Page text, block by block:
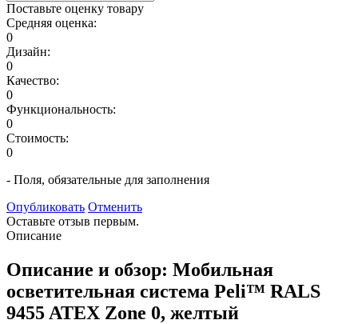
Поставьте оценку товару
Средняя оценка:
0
Дизайн:
0
Качество:
0
Функциональность:
0
Стоимость:
0
- Поля, обязательные для заполнения
Опубликовать Отменить
Оставьте отзыв первым.
Описание
Описание и обзор: Мобильная
осветительная система Peli™ RALS
9455 ATEX Zone 0, желтый